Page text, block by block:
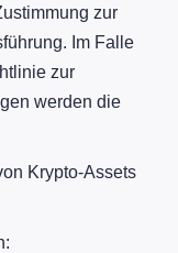
zur
Im Falle
zur
werden die
Krypto-Assets